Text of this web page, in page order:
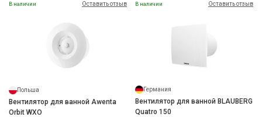
В наличии Оставить отзыв
Польша
Вентилятор для ванной Awenta
Orbit WXO
В наличии Оставить отзыв
Германия
Вентилятор для ванной BLAUBERG
Quatro 150